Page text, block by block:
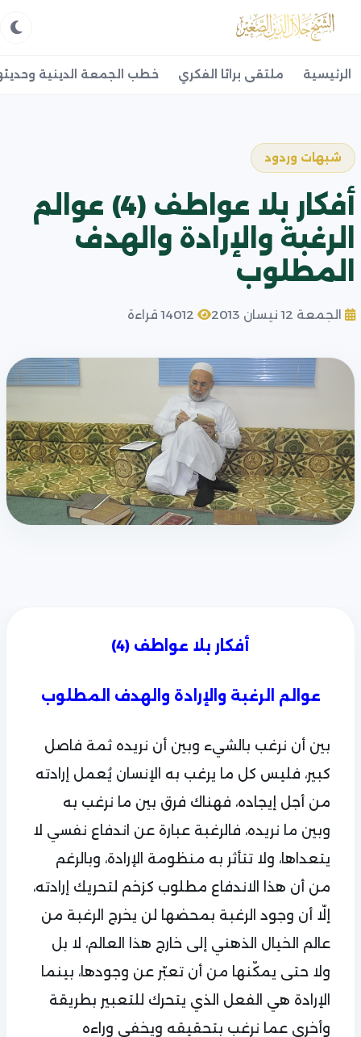
الرئيسية ملتقى براثا الفكري خطب الجمعة الدينية
شبهات وردود
أفكار بلا عواطف (4) عوالم
الرغبة والإرادة والهدف
المطلوب
الجمعة 12 نيسان 2013
أفكار بلا عواطف (4)
عوالم الرغبة والإرادة والهدف المطلوب
بين أن نرغب بالشيء وبين أن نريده ثمة فاصل
كبير، فليس كل ما يرغب به الإنسان يُعمل إرادته
من أجل إيجاده، فهناك فرق بين ما نرغب به
وبين ما نريده، فالرغبة عبارة عن اندفاع نفسي لا
يتعداها، ولا تتأثر به منظومة الإرادة، وبالرغم
من أن هذا الاندفاع مطلوب كزخم لتحريك إرادته،
إلّا أن وجود الرغبة بمحضها لن يخرج الرغبة من
عالم الخيال الذهني إلى خارج هذا العالم، لا بل
ولا حتى يمكّنها من أن تعبّر عن وجودها، بينما
الإرادة هي الفعل الذي يتحرك للتعبير بطريقة
وأخرى عما نرغب بتحقيقه ويخفي وراءه